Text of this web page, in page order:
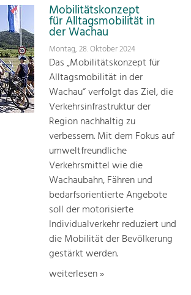
Mobilitätskonzept
für Alltagsmobilität in
der Wachau
Montag, 28. Oktober 2024
Das „Mobilitätskonzept für
Alltagsmobilität in der
Wachau“ verfolgt das Ziel, die
Verkehrsinfrastruktur der
Region nachhaltig zu
verbessern. Mit dem Fokus auf
umweltfreundliche
Verkehrsmittel wie die
Wachaubahn, Fähren und
bedarfsorientierte Angebote
soll der motorisierte
Individualverkehr reduziert und
die Mobilität der Bevölkerung
gestärkt werden.
weiterlesen »